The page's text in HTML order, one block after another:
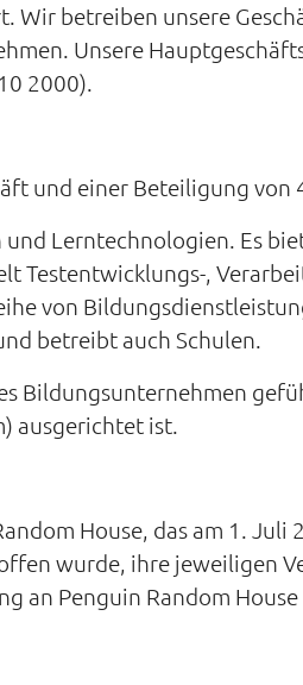
Wir betreiben unsere
Unsere
2000).
und einer Beteiligung von
Lerntechnologien. Es
Testentwicklungs-,
von
betreibt auch Schulen.
Bildungsunternehmen
ausgerichtet ist.
House, das am 1.
wurde, ihre jeweiligen
an Penguin Random